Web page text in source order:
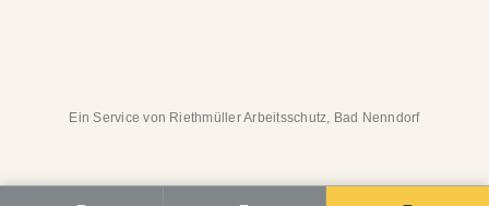
Ein Service von Riethmüller Arbeitsschutz, Bad Nenndorf